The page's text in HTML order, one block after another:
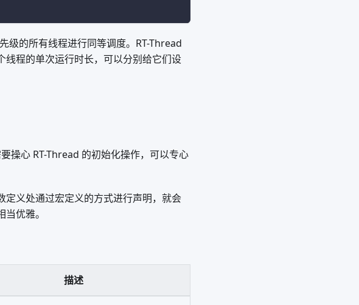
级的所有线程进行同等调度。RT-Thread
程的单次运行时长，可以分别给它们设
操心 RT-Thread 的初始化操作，可以专心
定义处通过宏定义的方式进行声明，就会
优雅。
描述